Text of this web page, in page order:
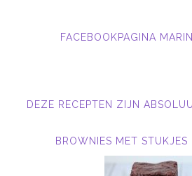
FACEBOOKPAGINA
DEZE RECEPTEN ZIJN
BROWNIES MET STUKJES